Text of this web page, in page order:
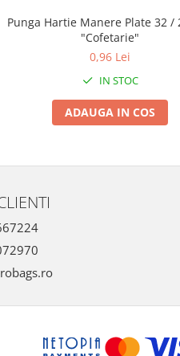
Punga Hartie Manere Plate 32 /
"Cofetarie"
0,96 Lei
IN STOC
ADAUGA IN COS